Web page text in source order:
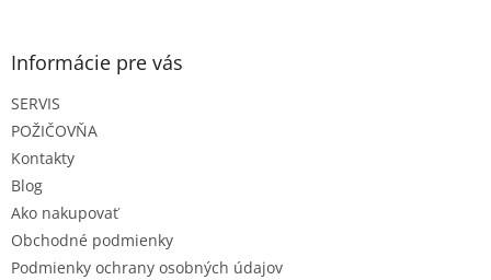
Informácie pre vás
SERVIS
POŽIČOVŇA
Kontakty
Blog
Ako nakupovať
Obchodné podmienky
Podmienky ochrany osobných údajov